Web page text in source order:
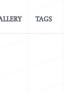
TAGS